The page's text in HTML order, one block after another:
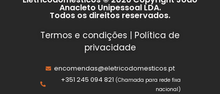
Anacleto Unipessoal LDA.
Todos os direitos reservados.
Termos e condições | Política de
privacidade
encomendas@eletricodomesticos.pt
+351 245 094 821 (Chamada para rede fixa
nacional)